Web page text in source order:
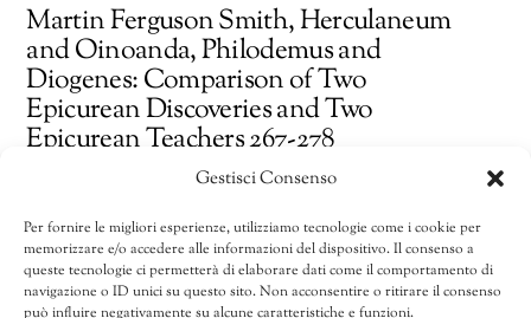
Gestisci Consenso
Per fornire le migliori esperienze, utilizziamo tecnologie come i cookie per
memorizzare e/o accedere alle informazioni del dispositivo. Il consenso a
queste tecnologie ci permetterà di elaborare dati come il comportamento di
navigazione o ID unici su questo sito. Non acconsentire o ritirare il consenso
può influire negativamente su alcune caratteristiche e funzioni.
Martin Ferguson Smith, Herculaneum
and Oinoanda, Philodemus and
Diogenes: Comparison of Two
Epicurean Discoveries and Two
Epicurean Teachers 267-278
Martin
Ferguson
AGGIUNGI AL CARRELLO Share